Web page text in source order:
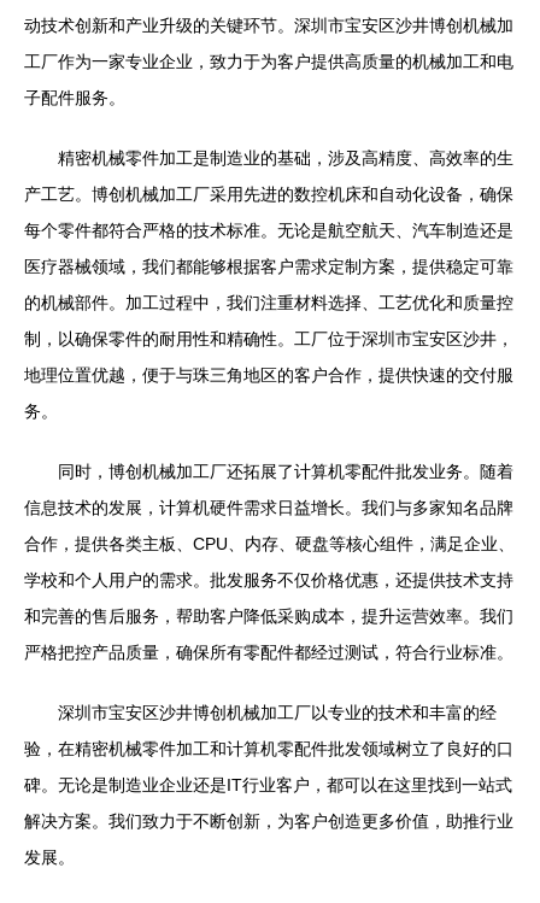
动技术创新和产业升级的关键环节。深圳市宝安区沙井博创机械加
工厂作为一家专业企业，致力于为客户提供高质量的机械加工和电
子配件服务。
精密机械零件加工是制造业的基础，涉及高精度、高效率的生
产工艺。博创机械加工厂采用先进的数控机床和自动化设备，确保
每个零件都符合严格的技术标准。无论是航空航天、汽车制造还是
医疗器械领域，我们都能够根据客户需求定制方案，提供稳定可靠
的机械部件。加工过程中，我们注重材料选择、工艺优化和质量控
制，以确保零件的耐用性和精确性。工厂位于深圳市宝安区沙井，
地理位置优越，便于与珠三角地区的客户合作，提供快速的交付服
务。
同时，博创机械加工厂还拓展了计算机零配件批发业务。随着
信息技术的发展，计算机硬件需求日益增长。我们与多家知名品牌
合作，提供各类主板、CPU、内存、硬盘等核心组件，满足企业、
学校和个人用户的需求。批发服务不仅价格优惠，还提供技术支持
和完善的售后服务，帮助客户降低采购成本，提升运营效率。我们
严格把控产品质量，确保所有零配件都经过测试，符合行业标准。
深圳市宝安区沙井博创机械加工厂以专业的技术和丰富的经
验，在精密机械零件加工和计算机零配件批发领域树立了良好的口
碑。无论是制造业企业还是IT行业客户，都可以在这里找到一站式
解决方案。我们致力于不断创新，为客户创造更多价值，助推行业
发展。